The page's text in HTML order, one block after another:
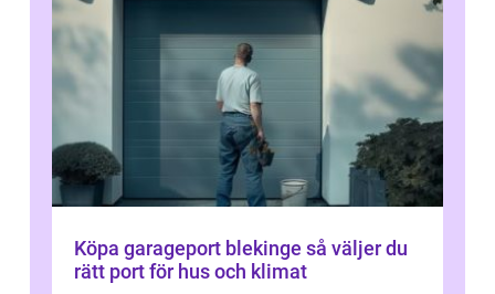
Köpa garageport blekinge så väljer du
rätt port för hus och klimat